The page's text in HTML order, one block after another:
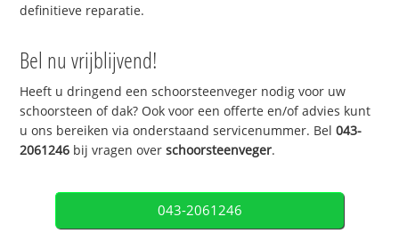
definitieve reparatie.
Bel nu vrijblijvend!
Heeft u dringend een schoorsteenveger nodig voor uw
schoorsteen of dak? Ook voor een offerte en/of advies kunt
u ons bereiken via onderstaand servicenummer. Bel043-
2061246 bij vragen overschoorsteenveger.
043-2061246